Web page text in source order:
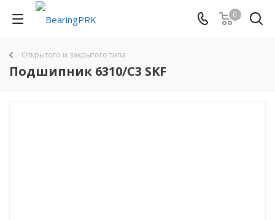
0
Открытого и закрытого типа
Подшипник 6310/C3 SKF